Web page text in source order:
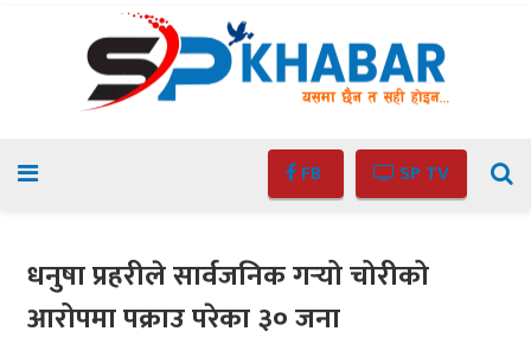
FB SP TV
धनुषा प्रहरीले सार्वजनिक गर्‍यो चोरीको
आरोपमा पक्राउ परेका ३० जना